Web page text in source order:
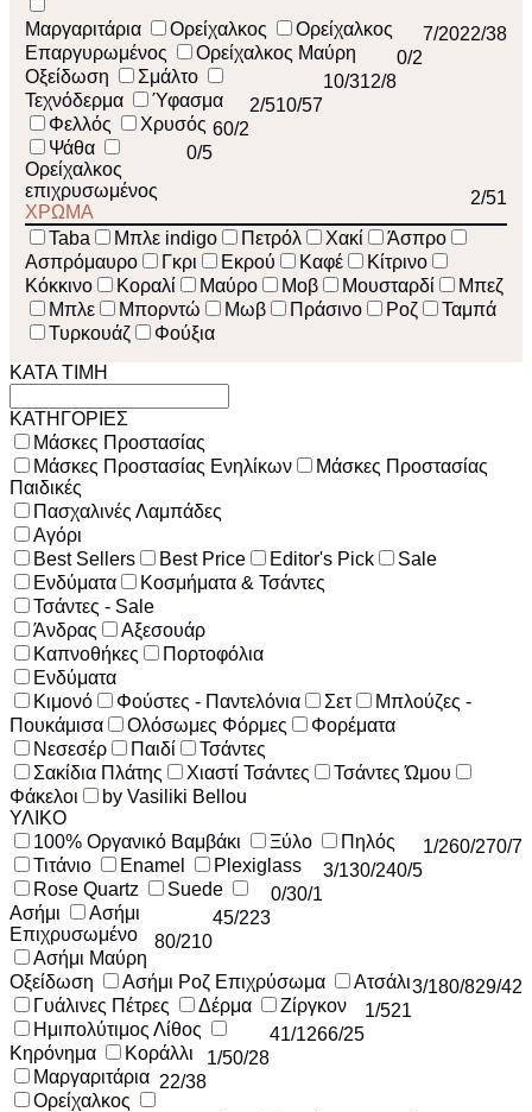
Μαργαριτάρια 22/38
Ορείχαλκος 7/20
Ορείχαλκος
Επαργυρωμένος
0/2
Ορείχαλκος Μαύρη
Οξείδωση
2/8
Σμάλτο 10/31
Τεχνόδερμα
0/57
Ύφασμα 2/51
Φελλός
0/2
Χρυσός 6
Ψάθα
0/5
Ορείχαλκος
επιχρυσωμένος
2/51
ΧΡΩΜΑ
Taba
Μπλε indigo Πετρόλ Χακί
Άσπρο
Ασπρόμαυρο
Γκρι Εκρού Καφέ
Κίτρινο
Κόκκινο
Κοραλί Μαύρο Μοβ Μουσταρδί
Μπεζ
Μπλε
Μπορντώ Μωβ Πράσινο Ροζ
Ταμπά
Τυρκουάζ
Φούξια
ΚΑΤΑ ΤΙΜΗ
ΚΑΤΗΓΟΡΙΕΣ
Μάσκες Προστασίας
Μάσκες Προστασίας Ενηλίκων
Μάσκες Προστασίας
Παιδικές
Πασχαλινές Λαμπάδες
Αγόρι
Best Sellers
Best Price Editor's Pick
Sale
Ενδύματα
Κοσμήματα & Τσάντες
Τσάντες - Sale
Άνδρας
Αξεσουάρ
Καπνοθήκες
Πορτοφόλια
Ενδύματα
Κιμονό
Φούστες - Παντελόνια Σετ
Μπλούζες -
Πουκάμισα
Ολόσωμες Φόρμες
Φορέματα
Νεσεσέρ
Παιδί
Τσάντες
Σακίδια Πλάτης
Χιαστί Τσάντες
Τσάντες Ώμου
Φάκελοι
by Vasiliki Bellou
ΥΛΙΚΟ
100% Οργανικό Βαμβάκι
0/7
Ξύλο 0/27
Πηλός 1/26
Τιτάνιο
0/5
Enamel 0/24
Plexiglass 3/13
Rose Quartz
0/1
Suede 0/3
Ασήμι
45/223
Ασήμι
Επιχρυσωμένο
80/210
Ασήμι Μαύρη
Οξείδωση
29/42
Ασήμι Ροζ Επιχρύσωμα 0/8
Ατσάλι3/18
Γυάλινες Πέτρες
1
Δέρμα 1/52
Ζίργκον
6/25
Ημιπολύτιμος Λίθος 41/126
Κηρόνημα
0/28
Κοράλλι 1/5
Μαργαριτάρια 22/38
Ορείχαλκος